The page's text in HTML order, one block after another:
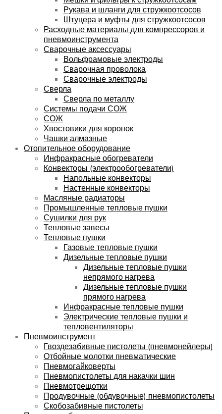
Рукава и шланги для стружкоотсосов
Штуцера и муфты для стружкоотсосов
Расходные материалы для компрессоров и
пневмоинструмента
Сварочные аксессуары
Вольфрамовые электроды
Сварочная проволока
Сварочные электроды
Сверла
Сверла по металлу
Системы подачи СОЖ
СОЖ
Хвостовики для коронок
Чашки алмазные
Отопительное оборудование
Инфракрасные обогреватели
Конвекторы (электрообогреватели)
Напольные конвекторы
Настенные конвекторы
Масляные радиаторы
Промышленные тепловые пушки
Сушилки для рук
Тепловые завесы
Тепловые пушки
Газовые тепловые пушки
Дизельные тепловые пушки
Дизельные тепловые пушки
непрямого нагрева
Дизельные тепловые пушки
прямого нагрева
Инфракрасные тепловые пушки
Электрические тепловые пушки и
тепловентиляторы
Пневмоинструмент
Гвоздезабивные пистолеты (пневмонейлеры)
Отбойные молотки пневматические
Пневмогайковерты
Пневмопистолеты для накачки шин
Пневмотрещотки
Продувочные (обдувочные) пневмопистолеты
Скобозабивные пистолеты